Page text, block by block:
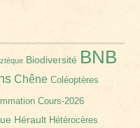
Biodiversité BNB
Chêne Coléoptères
Cours-2026
Hérault Hétérocères